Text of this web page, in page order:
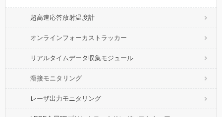
超高速応答放射温度計
オンラインフォーカストラッカー
リアルタイムデータ収集モジュール
溶接モニタリング
レーザ出力モニタリング